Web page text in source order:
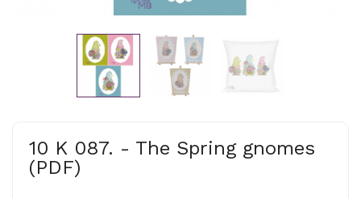
10 K 087. - The Spring gnomes
(PDF)